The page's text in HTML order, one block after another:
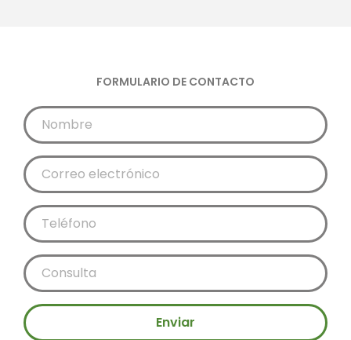
FORMULARIO DE CONTACTO
Enviar